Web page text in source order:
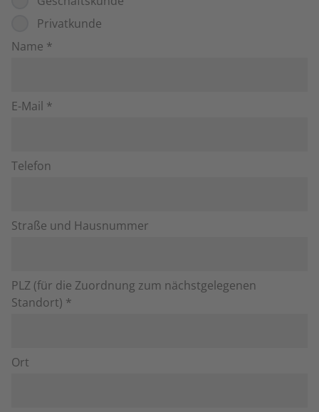
Privatkunde
Name *
E-Mail *
Telefon
Straße und Hausnummer
PLZ (für die Zuordnung zum nächstgelegenen
Standort) *
Ort